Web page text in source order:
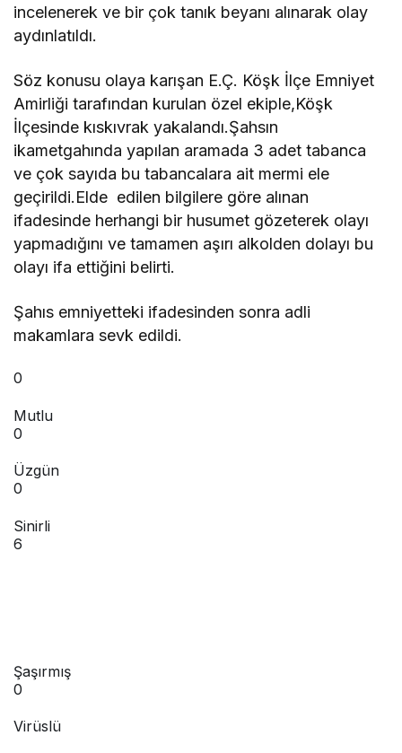
incelenerek ve bir çok tanık beyanı alınarak olay
aydınlatıldı.
Söz konusu olaya karışan E.Ç. Köşk İlçe Emniyet
Amirliği tarafından kurulan özel ekiple,Köşk
İlçesinde kıskıvrak yakalandı.Şahsın
ikametgahında yapılan aramada 3 adet tabanca
ve çok sayıda bu tabancalara ait mermi ele
geçirildi.Elde edilen bilgilere göre alınan
ifadesinde herhangi bir husumet gözeterek olayı
yapmadığını ve tamamen aşırı alkolden dolayı bu
olayı ifa ettiğini belirti.
Şahıs emniyetteki ifadesinden sonra adli
makamlara sevk edildi.
0
Mutlu
0
Üzgün
0
Sinirli
6
Şaşırmış
0
Virüslü